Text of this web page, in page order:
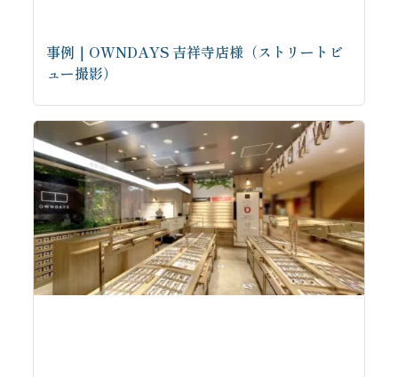
事例｜OWNDAYS 吉祥寺店様（ストリートビ
ュー撮影）